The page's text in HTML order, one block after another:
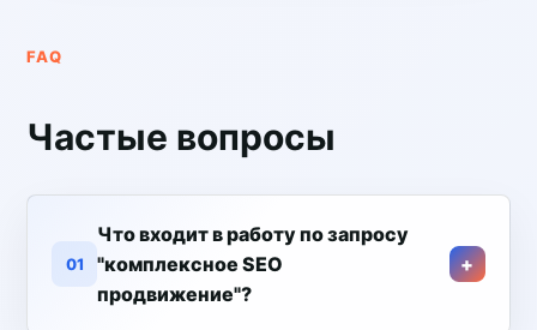
FAQ
Частые вопросы
01
Что входит в работу по запросу
"комплексное SEO
продвижение"?